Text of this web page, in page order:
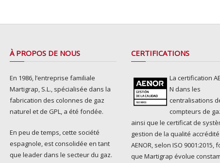
À PROPOS DE NOUS
En 1986, l’entreprise familiale
Martigrap, S.L., spécialisée dans la
fabrication des colonnes de gaz
naturel et de GPL, a été fondée.
En peu de temps, cette société
espagnole, est consolidée en tant
que leader dans le secteur du gaz.
CERTIFICATIONS
La certification
N dans les
centralisations
compteurs de
ainsi que le certificat de
gestion de la qualité accrédité
AENOR, selon ISO 9001:2015,
que Martigrap évolue